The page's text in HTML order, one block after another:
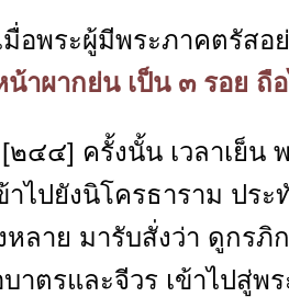
ะผู้มีพระภาคตรัสอย่
าผากย่น เป็น ๓ รอย ถื
ครั้งนั้น เวลาเย็น พร
าไปยังนิโครธาราม ปร
ลาย มารับสั่งว่า ดูกรภิก
าตรและจีวร เข้าไปสู่